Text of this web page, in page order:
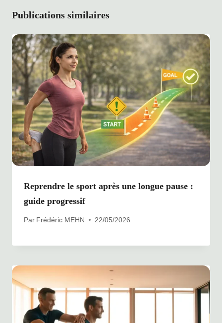
Publications similaires
Reprendre le sport après une longue pause :
guide progressif
Par Frédéric MEHN 22/05/2026